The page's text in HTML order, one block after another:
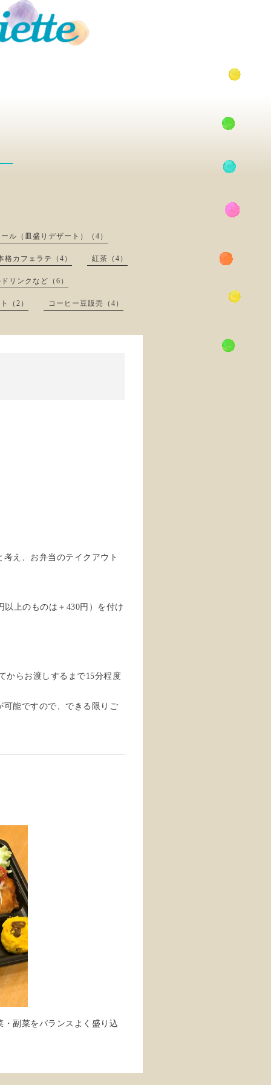
ル（皿盛りデザート）（4）
格カフェラテ（4） 紅茶（4）
リンクなど（6）
（2） コーヒー豆販売（4）
え、お弁当のテイクアウト
以上のものは＋430円）を付け
からお渡しするまで15分程度
可能ですので、できる限りご
・副菜をバランスよく盛り込